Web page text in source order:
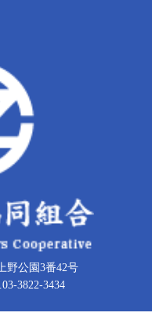
野公園3番42号
3822-3434